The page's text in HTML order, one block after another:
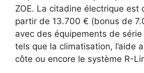
ZOE. La citadine électrique est
partir de 13.700 € (bonus de
avec des équipements de
tels que la climatisation, l’aide
côte ou encore le système R-